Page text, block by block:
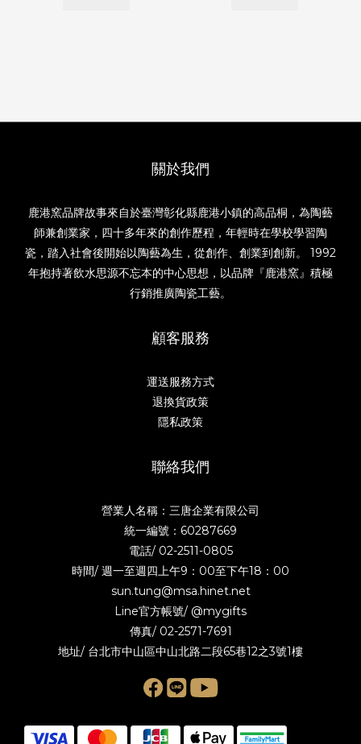
關於我們
鹿港窯品牌故事來自於臺灣彰化縣鹿港小鎮的高品桐，為陶藝
師兼創業家，四十多年來的創作歷程，年輕時在學校學習陶
瓷，踏入社會後開始以陶藝為生，從創作、創業到創新。 1992
年抱持著飲水思源不忘本的中心思想，以品牌『鹿港窯』積極
行銷推廣陶瓷工藝。
顧客服務
運送服務方式
退換貨政策
隱私政策
聯絡我們
營業人名稱：三唐企業有限公司
統一編號：60287669
電話/ 02-2511-0805
時間/ 週一至週四上午9：00至下午18：00
sun.tung@msa.hinet.net
Line官方帳號/ @mygifts
傳真/ 02-2571-7691
地址/ 台北市中山區中山北路二段65巷12之3號1樓